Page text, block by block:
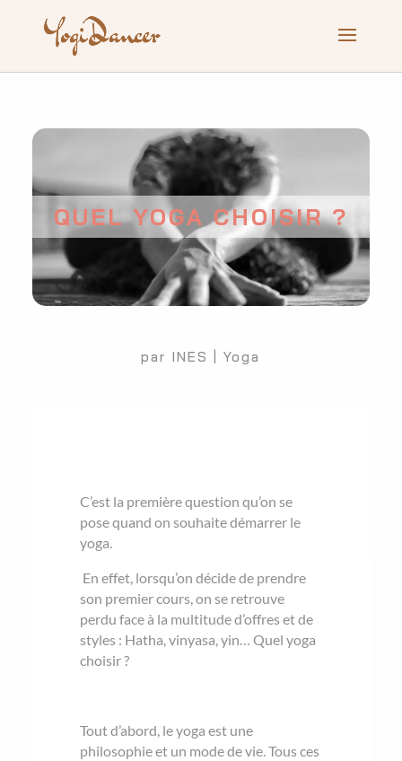
QUEL YOGA CHOISIR ?
par INES |Yoga
C’est la première question qu’on se
pose quand on souhaite démarrer le
yoga.
En effet, lorsqu’on décide de prendre
son premier cours, on se retrouve
perdu face à la multitude d’offres et de
styles : Hatha, vinyasa, yin… Quel yoga
choisir ?
Tout d’abord, le yoga est une
philosophie et un mode de vie. Tous ces